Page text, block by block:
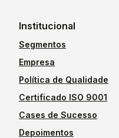
Institucional
Segmentos
Empresa
Política de Qualidade
Certificado ISO 9001
Cases de Sucesso
Depoimentos